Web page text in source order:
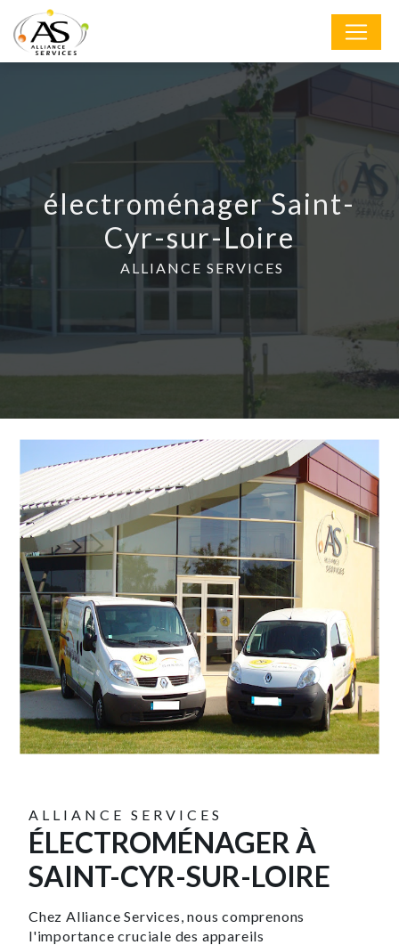
électroménager Saint-
Cyr-sur-Loire
ALLIANCE SERVICES
ALLIANCE SERVICES
ÉLECTROMÉNAGER À
SAINT-CYR-SUR-LOIRE
Chez Alliance Services, nous comprenons
l'importance cruciale des appareils
Panneau de gestion des cookies